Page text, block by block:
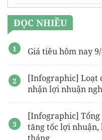
trang phụcáo team building
kiến thức đặt tiệc tieccaocap
gói hút ẩm
ĐỌC NHIỀU
Giá tiêu hôm nay
[Infographic] Loạt
nhận lợi nhuận
[Infographic] Tổng
tăng tốc lợi nhuận,